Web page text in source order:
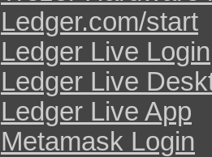
Ledger.com/start
Ledger Live Login
Ledger Live
Ledger Live App
Metamask Login